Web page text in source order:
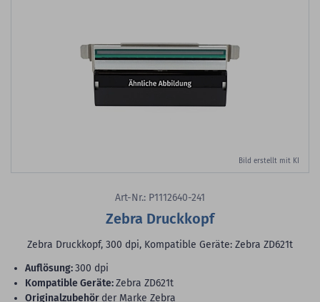
Bild erstellt mit KI
Art-Nr.: P1112640-241
Zebra Druckkopf
Zebra Druckkopf, 300 dpi, Kompatible Geräte: Zebra ZD621t
Auflösung:300 dpi
Kompatible Geräte:Zebra ZD621t
Originalzubehör der Marke Zebra